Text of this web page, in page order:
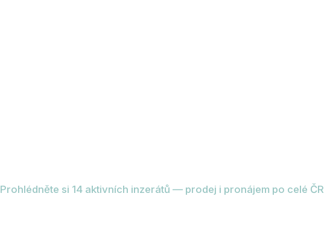
Prohlédněte si 14 aktivních inzerátů — prodej i pronájem po celé ČR